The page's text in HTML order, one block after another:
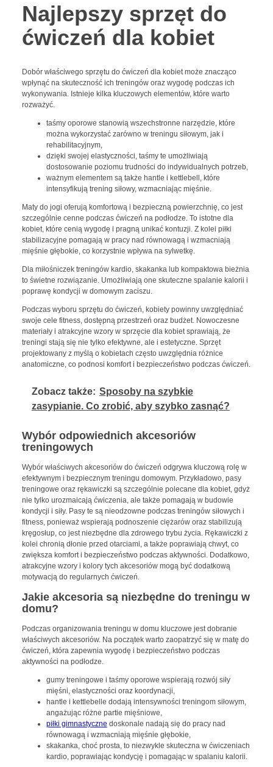
Najlepszy sprzęt do
ćwiczeń dla kobiet
Dobór właściwego sprzętu do ćwiczeń dla kobiet może znacząco
wpłynąć na skuteczność ich treningów oraz wygodę podczas ich
wykonywania. Istnieje kilka kluczowych elementów, które warto
rozważyć.
taśmy oporowe stanowią wszechstronne narzędzie, które
można wykorzystać zarówno w treningu siłowym, jak i
rehabilitacyjnym,
dzięki swojej elastyczności, taśmy te umożliwiają
dostosowanie poziomu trudności do indywidualnych potrzeb,
ważnym elementem są także hantle i kettlebell, które
intensyfikują trening siłowy, wzmacniając mięśnie.
Maty do jogi oferują komfortową i bezpieczną powierzchnię, co jest
szczególnie cenne podczas ćwiczeń na podłodze. To istotne dla
kobiet, które cenią wygodę i pragną unikać kontuzji. Z kolei piłki
stabilizacyjne pomagają w pracy nad równowagą i wzmacniają
mięśnie głębokie, co korzystnie wpływa na sylwetkę.
Dla miłośniczek treningów kardio, skakanka lub kompaktowa bieżnia
to świetne rozwiązanie. Umożliwiają one skuteczne spalanie kalorii i
poprawę kondycji w domowym zaciszu.
Podczas wyboru sprzętu do ćwiczeń, kobiety powinny uwzględniać
swoje cele fitness, dostępną przestrzeń oraz budżet. Nowoczesne
materiały i atrakcyjne wzory w sprzęcie dla kobiet sprawiają, że
treningi stają się nie tylko efektywne, ale i estetyczne. Sprzęt
projektowany z myślą o kobietach często uwzględnia różnice
anatomiczne, co podnosi komfort i bezpieczeństwo podczas ćwiczeń.
Zobacz także: Sposoby na szybkie
zasypianie. Co zrobić, aby szybko zasnąć?
Wybór odpowiednich akcesoriów
treningowych
Wybór właściwych akcesoriów do ćwiczeń odgrywa kluczową rolę w
efektywnym i bezpiecznym treningu domowym. Przykładowo, pasy
treningowe oraz rękawiczki są szczególnie polecane dla kobiet, gdyż
nie tylko urozmaicają ćwiczenia, ale także pomagają w budowie
kondycji i siły. Pasy te są nieodzowne podczas treningów siłowych i
fitness, ponieważ wspierają podnoszenie ciężarów oraz stabilizują
kręgosłup, co jest niezbędne dla zdrowego trybu życia. Rękawiczki z
kolei chronią dłonie przed otarciami, a także poprawiają chwyt, co
zwiększa komfort i bezpieczeństwo podczas aktywności. Dodatkowo,
atrakcyjne wzory i kolory tych akcesoriów mogą być dodatkową
motywacją do regularnych ćwiczeń.
Jakie akcesoria są niezbędne do treningu w
domu?
Podczas organizowania treningu w domu kluczowe jest dobranie
właściwych akcesoriów. Na początek warto zaopatrzyć się w matę do
ćwiczeń, która zapewnia wygodę i bezpieczeństwo podczas
aktywności na podłodze.
gumy treningowe i taśmy oporowe wspierają rozwój siły
mięśni, elastyczności oraz koordynacji,
hantle i kettlebelle dodają intensywności treningom siłowym,
angażując różne partie mięśniowe,
piłki gimnastyczne doskonale nadają się do pracy nad
równowagą i wzmacniają mięśnie głębokie,
skakanka, choć prosta, to niezwykle skuteczna w ćwiczeniach
kardio, poprawiając kondycję i pomagając w spalaniu kalorii.